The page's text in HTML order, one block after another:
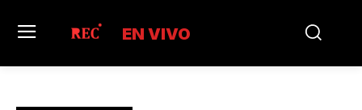
EN VIVO